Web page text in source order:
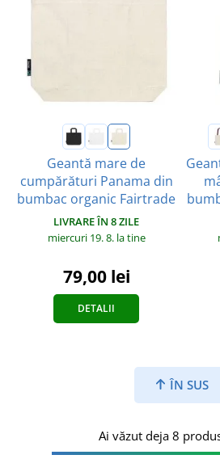
Geantă mare de
cumpărături Panama din
bumbac organic Fairtrade
LIVRARE ÎN 8 ZILE
miercuri 19. 8. la tine
79,00 lei
DETALII
ÎN SUS
Ai văzut deja 8